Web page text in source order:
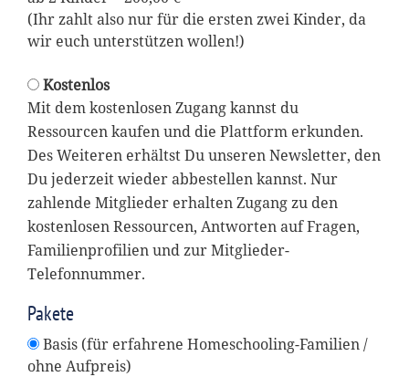
(Ihr zahlt also nur für die ersten zwei Kinder, da
wir euch unterstützen wollen!)
Kostenlos
Mit dem kostenlosen Zugang kannst du
Ressourcen kaufen und die Plattform erkunden.
Des Weiteren erhältst Du unseren Newsletter, den
Du jederzeit wieder abbestellen kannst. Nur
zahlende Mitglieder erhalten Zugang zu den
kostenlosen Ressourcen, Antworten auf Fragen,
Familienprofilien und zur Mitglieder-
Telefonnummer.
Pakete
Basis (für erfahrene Homeschooling-Familien /
ohne Aufpreis)